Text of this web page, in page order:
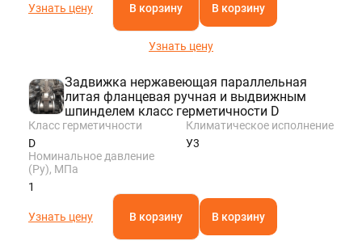
Узнать цену В корзину В корзину
Узнать цену
Задвижка нержавеющая параллельная
литая фланцевая ручная и выдвижным
шпинделем класс герметичности D
Класс герметичности
D
Климатическое исполнение
У3
Номинальное давление
(Ру), МПа
1
Узнать цену В корзину В корзину